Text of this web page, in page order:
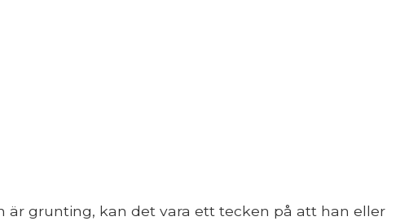
grunting, kan det vara ett tecken på att han eller